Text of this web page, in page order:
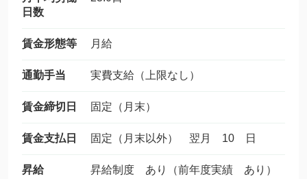
日数
賃金形態等 月給
通勤手当 実費支給（上限なし）
賃金締切日 固定（月末）
賃金支払日 固定（月末以外） 翌月 10 日
昇給 昇給制度 あり（前年度実績 あり）